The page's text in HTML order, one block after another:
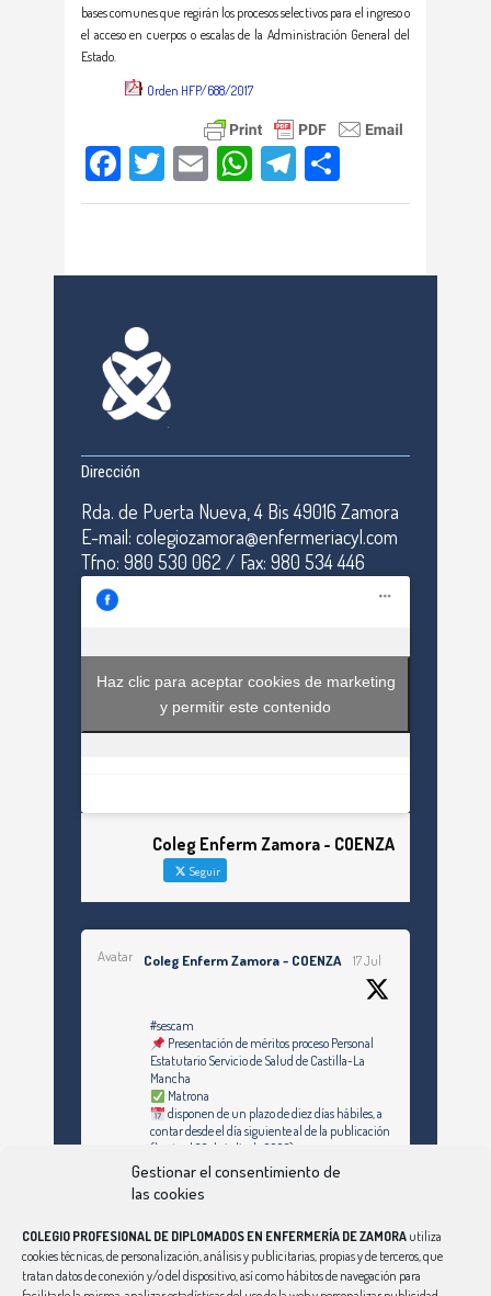
Gestionar el consentimiento de
las cookies
COLEGIO PROFESIONAL DE DIPLOMADOS EN ENFERMERÍA DE ZAMORA utiliza
cookies técnicas, de personalización, análisis y publicitarias, propias y de terceros, que
tratan datos de conexión y/o del dispositivo, así como hábitos de navegación para
bases comunes que regirán los procesos selectivos para el ingreso o
el acceso en cuerpos o escalas de la Administración General del
Estado.
Orden HFP/688/2017
Facebook
TwitterEmailWhatsApp
Telegram
Dirección
Rda. de Puerta Nueva, 4 Bis 49016 Zamora
E-mail: colegiozamora@enfermeriacyl.com
Tfno: 980 530 062 / Fax: 980 534 446
Haz clic para aceptar cookies de marketing
y permitir este contenido
Coleg Enferm Zamora - COENZA
Seguir
Avatar Coleg Enferm Zamora - COENZA 17 Jul
#sescam
Presentación de méritos proceso Personal
Estatutario Servicio de Salud de Castilla-La
Mancha
Matrona
disponen de un plazo de diez días hábiles, a
contar desde el día siguiente al de la publicación
(hasta el 30 de julio de 2026)
https://enfermeriazamora.com/enfermeria-y-
especialidades-personal-estatutario-servicio-
plazas/#MATRONA